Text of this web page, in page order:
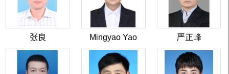
张良 Mingyao Yao 严正峰